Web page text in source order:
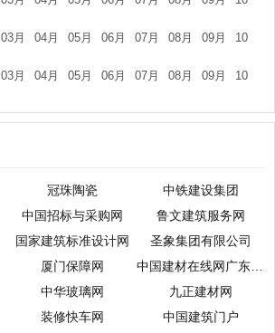
03月 04月 05月 06月 07月 08月 09月
10
03月 04月 05月 06月 07月 08月 09月
10
冠珠陶瓷
中铁建设集团
中国招标与采购网
鲁文建筑服务网
国家建筑标准设计网
圣象集团有限公司
厦门保障网
中国建材在线网广东频道
中华玻璃网
九正建材网
装修快车网
中国建筑门户